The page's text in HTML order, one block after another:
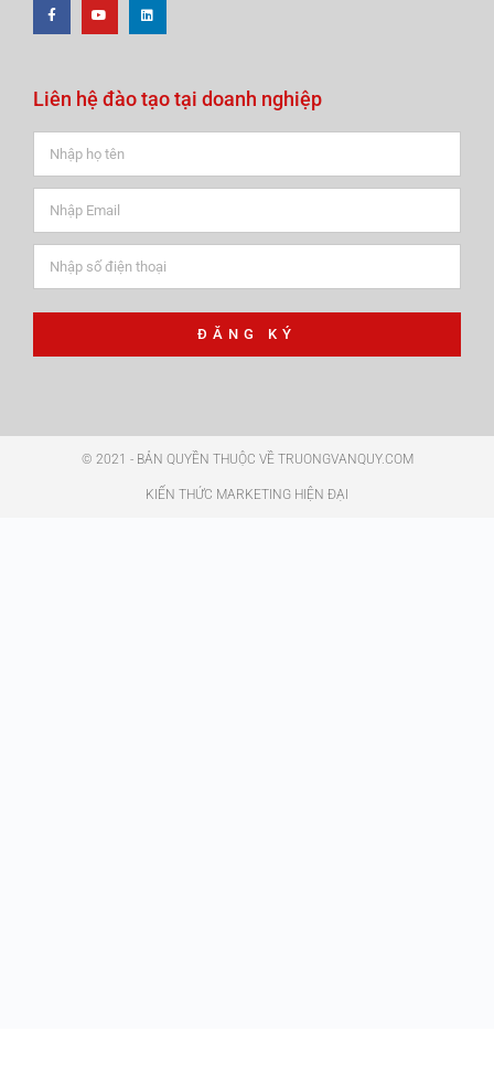
Liên hệ đào tạo tại doanh nghiệp
ĐĂNG KÝ
© 2021 - BẢN QUYỀN THUỘC VỀ TRUONGVANQUY.COM
KIẾN THỨC MARKETING HIỆN ĐẠI